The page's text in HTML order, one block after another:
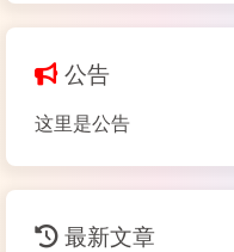
公告
这里是公告
最新文章